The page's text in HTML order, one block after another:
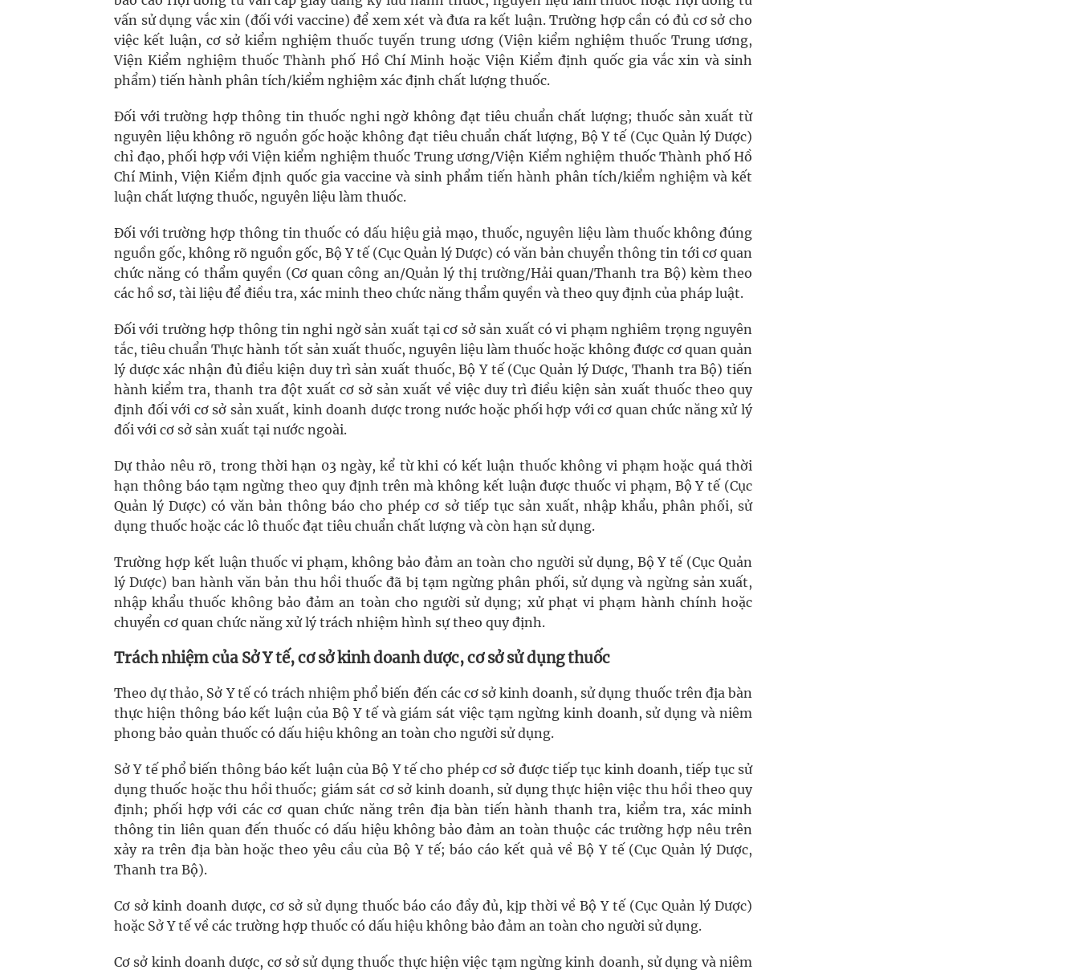
vấn sử dụng vắc xin (đối với vaccine) để xem xét và đưa ra kết luận. Trường hợp cần có đủ cơ sở cho
việc kết luận, cơ sở kiểm nghiệm thuốc tuyến trung ương (Viện kiểm nghiệm thuốc Trung ương,
Viện Kiểm nghiệm thuốc Thành phố Hồ Chí Minh hoặc Viện Kiểm định quốc gia vắc xin và sinh
phẩm) tiến hành phân tích/kiểm nghiệm xác định chất lượng thuốc.
Đối với trường hợp thông tin thuốc nghi ngờ không đạt tiêu chuẩn chất lượng; thuốc sản xuất từ
nguyên liệu không rõ nguồn gốc hoặc không đạt tiêu chuẩn chất lượng, Bộ Y tế (Cục Quản lý Dược)
chỉ đạo, phối hợp với Viện kiểm nghiệm thuốc Trung ương/Viện Kiểm nghiệm thuốc Thành phố Hồ
Chí Minh, Viện Kiểm định quốc gia vaccine và sinh phẩm tiến hành phân tích/kiểm nghiệm và kết
luận chất lượng thuốc, nguyên liệu làm thuốc.
Đối với trường hợp thông tin thuốc có dấu hiệu giả mạo, thuốc, nguyên liệu làm thuốc không đúng
nguồn gốc, không rõ nguồn gốc, Bộ Y tế (Cục Quản lý Dược) có văn bản chuyển thông tin tới cơ quan
chức năng có thẩm quyền (Cơ quan công an/Quản lý thị trường/Hải quan/Thanh tra Bộ) kèm theo
các hồ sơ, tài liệu để điều tra, xác minh theo chức năng thẩm quyền và theo quy định của pháp luật.
Đối với trường hợp thông tin nghi ngờ sản xuất tại cơ sở sản xuất có vi phạm nghiêm trọng nguyên
tắc, tiêu chuẩn Thực hành tốt sản xuất thuốc, nguyên liệu làm thuốc hoặc không được cơ quan quản
lý dược xác nhận đủ điều kiện duy trì sản xuất thuốc, Bộ Y tế (Cục Quản lý Dược, Thanh tra Bộ) tiến
hành kiểm tra, thanh tra đột xuất cơ sở sản xuất về việc duy trì điều kiện sản xuất thuốc theo quy
định đối với cơ sở sản xuất, kinh doanh dược trong nước hoặc phối hợp với cơ quan chức năng xử lý
đối với cơ sở sản xuất tại nước ngoài.
Dự thảo nêu rõ, trong thời hạn 03 ngày, kể từ khi có kết luận thuốc không vi phạm hoặc quá thời
hạn thông báo tạm ngừng theo quy định trên mà không kết luận được thuốc vi phạm, Bộ Y tế (Cục
Quản lý Dược) có văn bản thông báo cho phép cơ sở tiếp tục sản xuất, nhập khẩu, phân phối, sử
dụng thuốc hoặc các lô thuốc đạt tiêu chuẩn chất lượng và còn hạn sử dụng.
Trường hợp kết luận thuốc vi phạm, không bảo đảm an toàn cho người sử dụng, Bộ Y tế (Cục Quản
lý Dược) ban hành văn bản thu hồi thuốc đã bị tạm ngừng phân phối, sử dụng và ngừng sản xuất,
nhập khẩu thuốc không bảo đảm an toàn cho người sử dụng; xử phạt vi phạm hành chính hoặc
chuyển cơ quan chức năng xử lý trách nhiệm hình sự theo quy định.
Trách nhiệm của Sở Y tế, cơ sở kinh doanh dược, cơ sở sử dụng thuốc
Theo dự thảo, Sở Y tế có trách nhiệm phổ biến đến các cơ sở kinh doanh, sử dụng thuốc trên địa bàn
thực hiện thông báo kết luận của Bộ Y tế và giám sát việc tạm ngừng kinh doanh, sử dụng và niêm
phong bảo quản thuốc có dấu hiệu không an toàn cho người sử dụng.
Sở Y tế phổ biến thông báo kết luận của Bộ Y tế cho phép cơ sở được tiếp tục kinh doanh, tiếp tục sử
dụng thuốc hoặc thu hồi thuốc; giám sát cơ sở kinh doanh, sử dụng thực hiện việc thu hồi theo quy
định; phối hợp với các cơ quan chức năng trên địa bàn tiến hành thanh tra, kiểm tra, xác minh
thông tin liên quan đến thuốc có dấu hiệu không bảo đảm an toàn thuộc các trường hợp nêu trên
xảy ra trên địa bàn hoặc theo yêu cầu của Bộ Y tế; báo cáo kết quả về Bộ Y tế (Cục Quản lý Dược,
Thanh tra Bộ).
Cơ sở kinh doanh dược, cơ sở sử dụng thuốc báo cáo đầy đủ, kịp thời về Bộ Y tế (Cục Quản lý Dược)
hoặc Sở Y tế về các trường hợp thuốc có dấu hiệu không bảo đảm an toàn cho người sử dụng.
Cơ sở kinh doanh dược, cơ sở sử dụng thuốc thực hiện việc tạm ngừng kinh doanh, sử dụng và niêm